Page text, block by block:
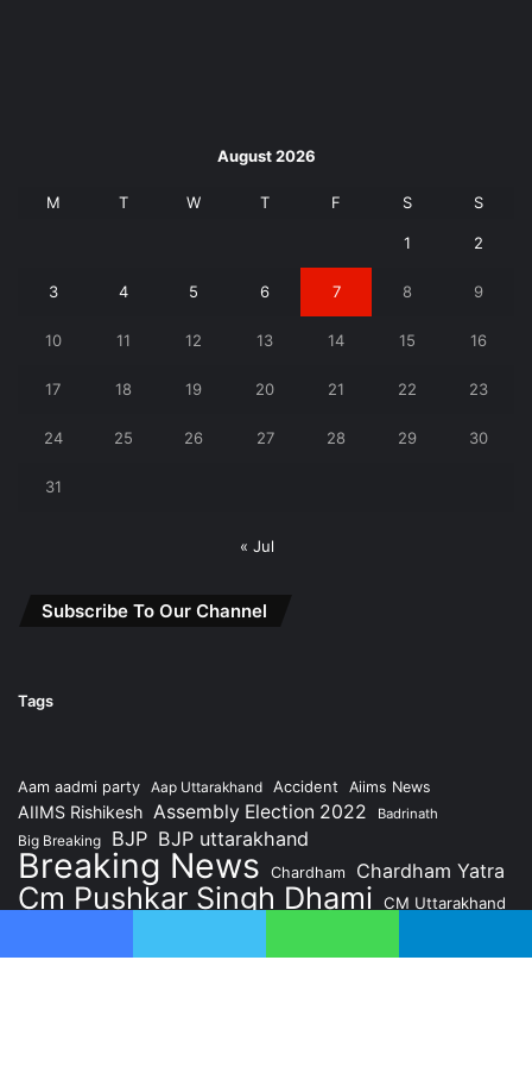
August 2026
M T W T F S S
1 2
3 4 5 6 7 8 9
10 11 12 13 14 15 16
17 18 19 20 21 22 23
24 25 26 27 28 29 30
31
« Jul
Subscribe To Our Channel
Tags
Aam aadmi party Aap Uttarakhand Accident Aiims News
AIIMS Rishikesh Assembly Election 2022 Badrinath
Big Breaking BJP BJP uttarakhand
Breaking News Chardham Chardham Yatra
Cm Pushkar Singh Dhami CM Uttarakhand
Dehradun News former CM Harish Rawat
Facebook Twitter WhatsApp Telegram